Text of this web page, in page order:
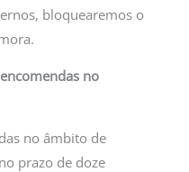
bloquearemos o
no
no âmbito de
prazo de doze